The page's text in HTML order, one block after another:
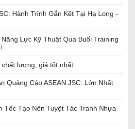
Hành Trình Gắn Kết Tại Hạ Long -
Lực Kỹ Thuật Qua Buổi Training
lượng, giá tốt nhất
Quảng Cáo ASEAN JSC: Lớn Nhất
Tốc Tạo Nên Tuyệt Tác Tranh Nhựa